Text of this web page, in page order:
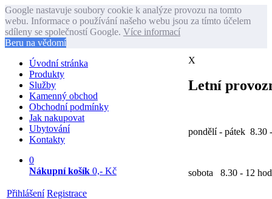
Google nastavuje soubory cookie k analýze provozu na tomto
webu. Informace o používání našeho webu jsou za tímto účelem
sdíleny se společností Google. Více informací
Beru na vědomí
X
Letní
pondělí - pátek 8.30
sobota 8.30 - 12 hod
Úvodní stránka
Produkty
Služby
Kamenný obchod
Obchodní podmínky
Jak nakupovat
Ubytování
Kontakty
0
Nákupní košík 0,- Kč
Přihlášení Registrace